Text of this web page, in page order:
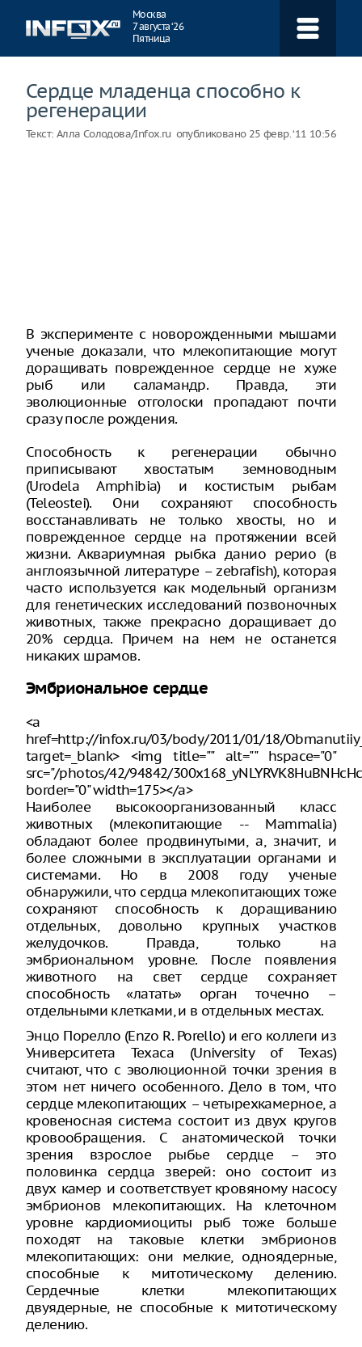
Москва
7 августа ‘26
Пятница
Сердце младенца способно к
регенерации
Текст: Алла Солодова/Infox.ru опубликовано 25 февр. ‘11 10:56
В эксперименте с новорожденными мышами
ученые доказали, что млекопитающие могут
доращивать поврежденное сердце не хуже
рыб или саламандр. Правда, эти
эволюционные отголоски пропадают почти
сразу после рождения.
Способность к регенерации обычно
приписывают хвостатым земноводным
(Urodela Amphibia) и костистым рыбам
(Teleostei). Они сохраняют способность
восстанавливать не только хвосты, но и
поврежденное сердце на протяжении всей
жизни. Аквариумная рыбка данио рерио (в
англоязычной литературе – zebrafish), которая
часто используется как модельный организм
для генетических исследований позвоночных
животных, также прекрасно доращивает до
20% сердца. Причем на нем не останется
никаких шрамов.
Эмбриональное сердце
<a
href=http://infox.ru/03/body/2011/01/18/
target=_blank> <img title="" alt="" hspace="0"
src="/photos/42/94842/
border="0" width=175></a>
Наиболее высокоорганизованный класс
животных (млекопитающие -- Mammalia)
обладают более продвинутыми, а, значит, и
более сложными в эксплуатации органами и
системами. Но в 2008 году ученые
обнаружили, что сердца млекопитающих тоже
сохраняют способность к доращиванию
отдельных, довольно крупных участков
желудочков. Правда, только на
эмбриональном уровне. После появления
животного на свет сердце сохраняет
способность «латать» орган точечно –
отдельными клетками, и в отдельных местах.
Энцо Порелло (Enzo R. Porello) и его коллеги из
Университета Техаса (University of Texas)
считают, что с эволюционной точки зрения в
этом нет ничего особенного. Дело в том, что
сердце млекопитающих – четырехкамерное, а
кровеносная система состоит из двух кругов
кровообращения. С анатомической точки
зрения взрослое рыбье сердце – это
половинка сердца зверей: оно состоит из
двух камер и соответствует кровяному насосу
эмбрионов млекопитающих. На клеточном
уровне кардиомиоциты рыб тоже больше
походят на таковые клетки эмбрионов
млекопитающих: они мелкие, одноядерные,
способные к митотическому делению.
Сердечные клетки млекопитающих
двуядерные, не способные к митотическому
делению.